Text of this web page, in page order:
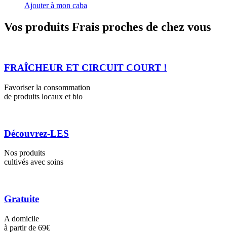
Ajouter à mon caba
Vos produits Frais proches de chez vous
FRAÎCHEUR ET CIRCUIT COURT !
Favoriser la consommation
de produits locaux et bio
Découvrez-LES
Nos produits
cultivés avec soins
Gratuite
A domicile
à partir de 69€